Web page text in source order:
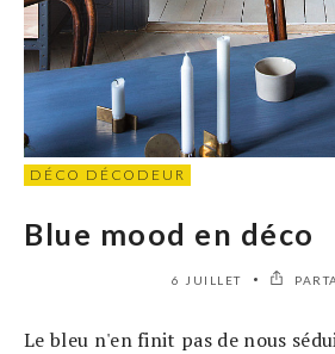
DÉCO DÉCODEUR
Blue mood en déco
6 JUILLET
Le bleu n'en finit pas de nous